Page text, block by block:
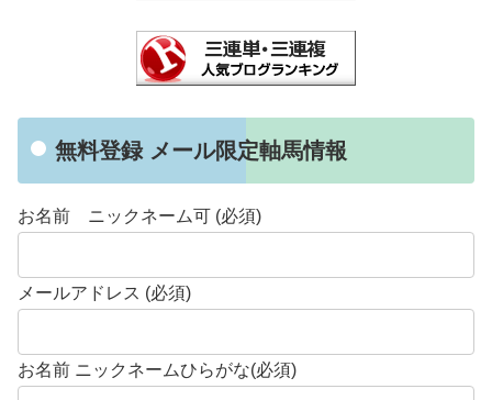
無料登録 メール限定軸馬情報
お名前 ニックネーム可 (必須)
メールアドレス (必須)
お名前 ニックネームひらがな(必須)